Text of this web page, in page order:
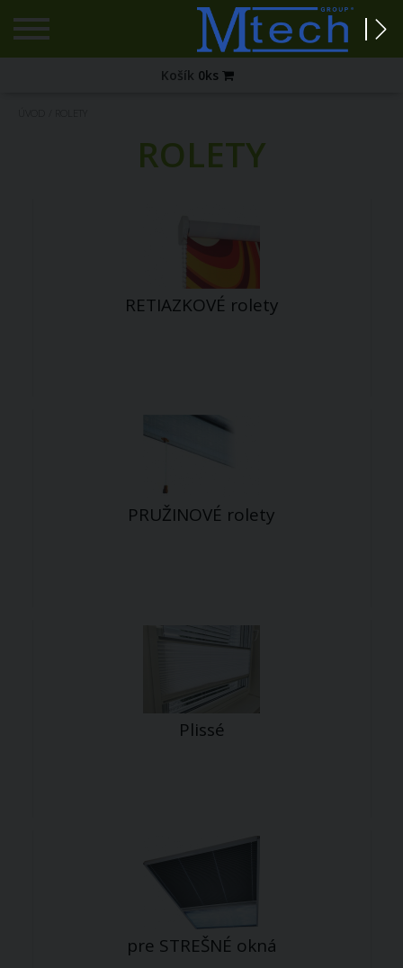
Košík 0ks
ROLETY
RETIAZKOVÉ rolety
PRUŽINOVÉ rolety
Plissé
pre STREŠNÉ okná